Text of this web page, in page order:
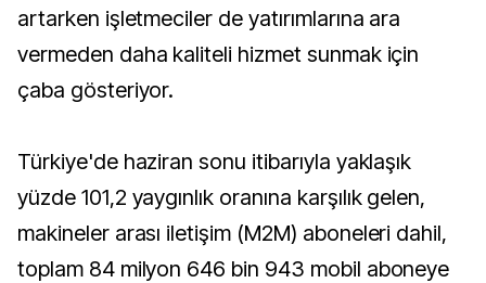
artarken işletmeciler de yatırımlarına ara
vermeden daha kaliteli hizmet sunmak için
çaba gösteriyor.
Türkiye'de haziran sonu itibarıyla yaklaşık
yüzde 101,2 yaygınlık oranına karşılık gelen,
makineler arası iletişim (M2M) aboneleri dahil,
toplam 84 milyon 646 bin 943 mobil aboneye